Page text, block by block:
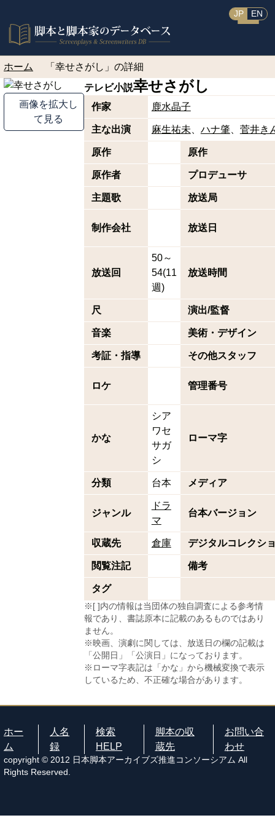
JP EN
ホーム 「幸せさがし」の詳細
画像を拡大し
て見る
テレビ小説幸せさがし
作家 鹿水晶子
主な出演 麻生祐未 ハナ肇 菅井き
原作 原作
原作者 プロデューサ
主題歌 放送局
制作会社 放送日
放送回
50～
54(11
週)
放送時間
尺 演出/監督
音楽 美術・デザイン
考証・指導 その他スタッフ
ロケ 管理番号
かな
シア
ワセ
サガ
シ
ローマ字
分類 台本 メディア
ジャンル
ドラ
マ
台本バージョン
収蔵先 倉庫 デジタルコレクシ
閲覧注記 備考
タグ
※[ ]内の情報は当団体の独自調査による参考情
報であり、書誌原本に記載のあるものではあり
ません。
※映画、演劇に関しては、放送日の欄の記載は
「公開日」「公演日」になっております。
※ローマ字表記は「かな」から機械変換で表示
しているため、不正確な場合があります。
ホー
ム
人名
録
検索
HELP
脚本の収
蔵先
お問い合
わせ
copyright © 2012 日本脚本アーカイブズ推進コンソーシアム All
Rights Reserved.